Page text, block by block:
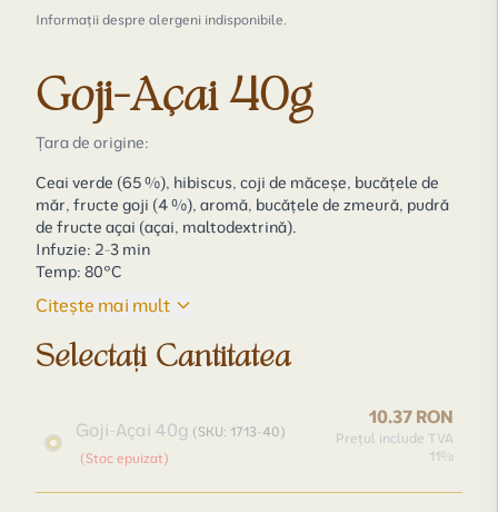
Informații despre alergeni indisponibile.
Goji-Açai 40g
Țara de origine:
Ceai verde (65 %), hibiscus, coji de măceșe, bucățele de
măr, fructe goji (4 %), aromă, bucățele de zmeură, pudră
de fructe açai (açai, maltodextrină).
Infuzie: 2-3 min
Temp: 80°C
Citește mai mult
Selectați Cantitatea
Goji-Açai 40g (SKU: 1713-40)
(Stoc epuizat)
10.37 RON
Prețul include TVA
11%